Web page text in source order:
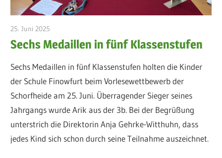
25. Juni 2025
Sechs Medaillen in fünf Klassenstufen
Sechs Medaillen in fünf Klassenstufen holten die Kinder
der Schule Finowfurt beim Vorlesewettbewerb der
Schorfheide am 25. Juni. Überragender Sieger seines
Jahrgangs wurde Arik aus der 3b. Bei der Begrüßung
unterstrich die Direktorin Anja Gehrke-Witthuhn, dass
jedes Kind sich schon durch seine Teilnahme auszeichnet.